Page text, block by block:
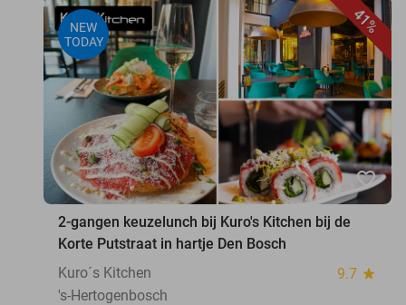
41%
NEW
TODAY
favorite_border
2-gangen keuzelunch bij Kuro's Kitchen bij de
Korte Putstraat in hartje Den Bosch
Kuro´s Kitchen
9.7 star
's-Hertogenbosch